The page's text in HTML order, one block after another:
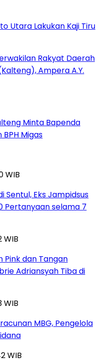
Utara Lakukan Kaji Tiru
Minta Bapenda
BPH Migas
WIB
Sentul, Eks Jampidsus
Pertanyaan selama 7
WIB
Pink dan Tangan
Adriansyah Tiba di
WIB
MBG, Pengelola
WIB